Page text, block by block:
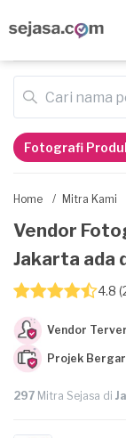
Home / Mitra Kami
Vendor
Jakarta ada
4.8
Vendor
Projek
297 Mitra Sejasa di
Fotografi